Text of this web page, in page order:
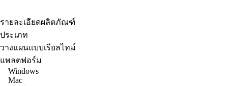
รายละเอียดผลิตภัณฑ์
ประเภท
วางแผนแบบเรียลไทม์
แพลตฟอร์ม
Windows
Mac